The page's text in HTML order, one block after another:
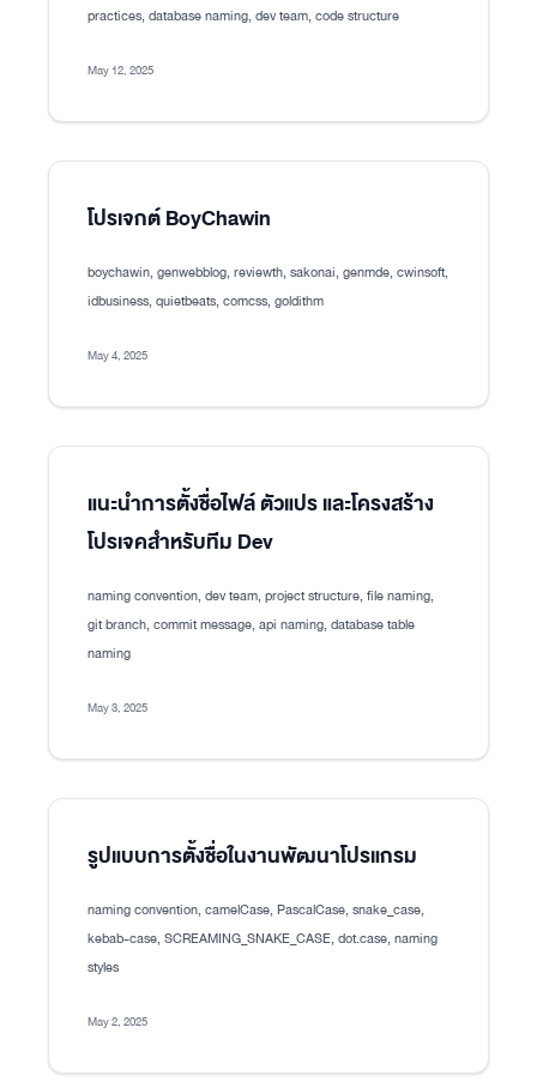
practices, database naming, dev team, code structure
May 12, 2025
โปรเจกต์ BoyChawin
boychawin, genwebblog, reviewth, sakonai, genmde, cwinsoft,
idbusiness, quietbeats, comcss, goldithm
May 4, 2025
แนะนำการตั้งชื่อไฟล์ ตัวแปร และโครงสร้าง
โปรเจคสำหรับทีม Dev
naming convention, dev team, project structure, file naming,
git branch, commit message, api naming, database table
naming
May 3, 2025
รูปแบบการตั้งชื่อในงานพัฒนาโปรแกรม
naming convention, camelCase, PascalCase, snake_case,
kebab-case, SCREAMING_SNAKE_CASE, dot.case, naming
styles
May 2, 2025